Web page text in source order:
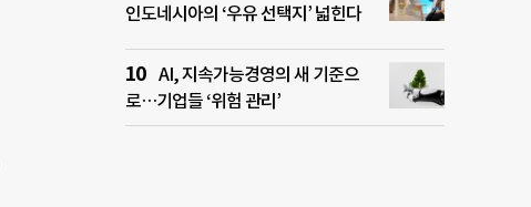
인도네시아의 ‘우유 선택지’ 넓힌다
AI, 지속가능경영의 새 기준으
로…기업들 ‘위험 관리’